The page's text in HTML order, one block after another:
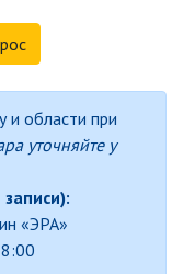
ДЛЯ
ЛАМПЫ
и области при
уточняйте у
«ЭРА»